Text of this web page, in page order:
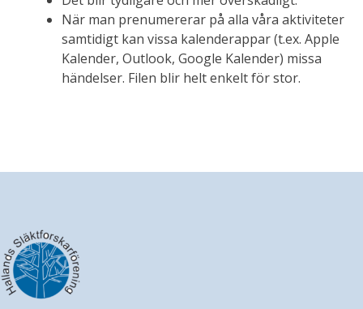
När man prenumererar på alla våra aktiviteter
samtidigt kan vissa kalenderappar (t.ex. Apple
Kalender, Outlook, Google Kalender) missa
händelser. Filen blir helt enkelt för stor.